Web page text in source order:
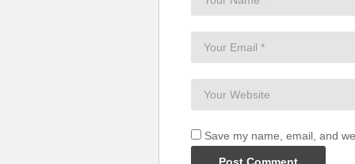
Llámame cuando quieras beba
Quiere que se lo haga en
Ella está cansada de
No quiere saber de un
(Visited 31 times, 1 visits today)
Save my name, email, and